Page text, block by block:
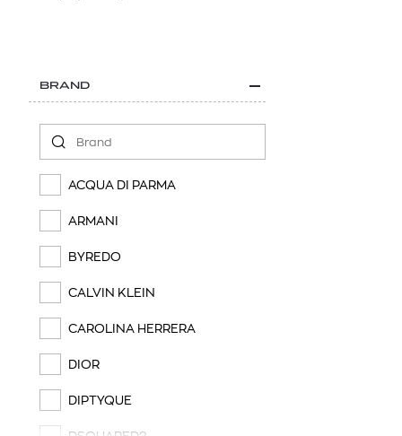
BRAND
ACQUA DI PARMA
ARMANI
BYREDO
CALVIN KLEIN
CAROLINA HERRERA
DIOR
DIPTYQUE